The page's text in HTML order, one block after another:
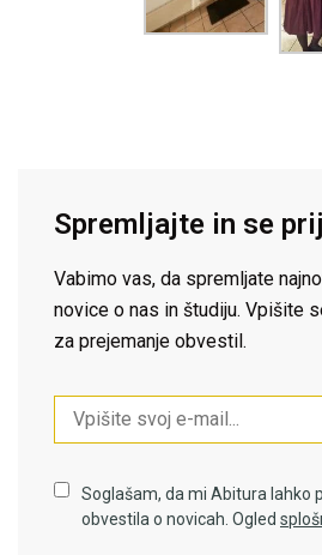
Spremljajte in se
Vabimo vas, da spremljate
novice o nas in študiju. Vpišite
za prejemanje obvestil.
Soglašam, da mi Abitura lahko
obvestila o novicah. Ogled